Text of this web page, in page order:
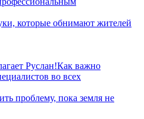
которые обнимают жителей
Руслан!Как важно
во всех
проблему, пока земля не